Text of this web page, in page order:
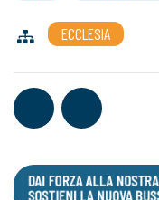
ECCLESIA